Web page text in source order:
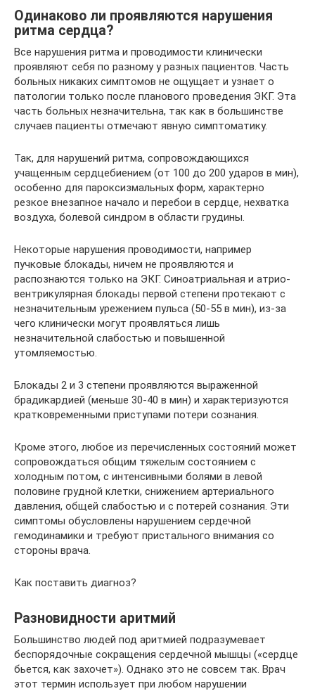
Одинаково ли проявляются нарушения
ритма сердца?
Все нарушения ритма и проводимости клинически
проявляют себя по разному у разных пациентов. Часть
больных никаких симптомов не ощущает и узнает о
патологии только после планового проведения ЭКГ. Эта
часть больных незначительна, так как в большинстве
случаев пациенты отмечают явную симптоматику.
Так, для нарушений ритма, сопровождающихся
учащенным сердцебиением (от 100 до 200 ударов в мин),
особенно для пароксизмальных форм, характерно
резкое внезапное начало и перебои в сердце, нехватка
воздуха, болевой синдром в области грудины.
Некоторые нарушения проводимости, например
пучковые блокады, ничем не проявляются и
распознаются только на ЭКГ. Синоатриальная и атрио-
вентрикулярная блокады первой степени протекают с
незначительным урежением пульса (50-55 в мин), из-за
чего клинически могут проявляться лишь
незначительной слабостью и повышенной
утомляемостью.
Блокады 2 и 3 степени проявляются выраженной
брадикардией (меньше 30-40 в мин) и характеризуются
кратковременными приступами потери сознания.
Кроме этого, любое из перечисленных состояний может
сопровождаться общим тяжелым состоянием с
холодным потом, с интенсивными болями в левой
половине грудной клетки, снижением артериального
давления, общей слабостью и с потерей сознания. Эти
симптомы обусловлены нарушением сердечной
гемодинамики и требуют пристального внимания со
стороны врача.
Как поставить диагноз?
Разновидности аритмий
Большинство людей под аритмией подразумевает
беспорядочные сокращения сердечной мышцы («сердце
бьется, как захочет»). Однако это не совсем так. Врач
этот термин использует при любом нарушении